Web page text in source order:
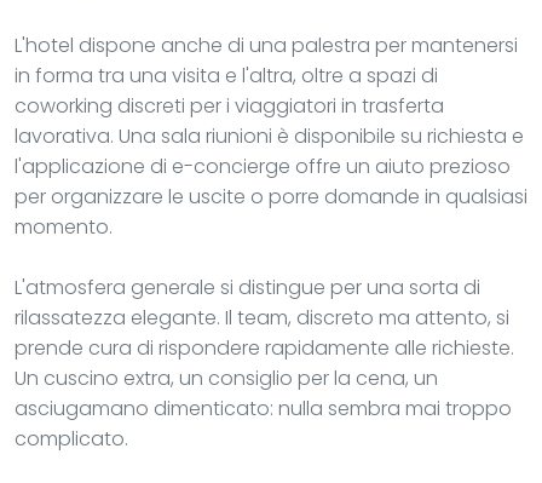
L'hotel dispone anche di una palestra per mantenersi
in forma tra una visita e l'altra, oltre a spazi di
coworking discreti per i viaggiatori in trasferta
lavorativa. Una sala riunioni è disponibile su richiesta e
l'applicazione di e-concierge offre un aiuto prezioso
per organizzare le uscite o porre domande in qualsiasi
momento.
L'atmosfera generale si distingue per una sorta di
rilassatezza elegante. Il team, discreto ma attento, si
prende cura di rispondere rapidamente alle richieste.
Un cuscino extra, un consiglio per la cena, un
asciugamano dimenticato: nulla sembra mai troppo
complicato.